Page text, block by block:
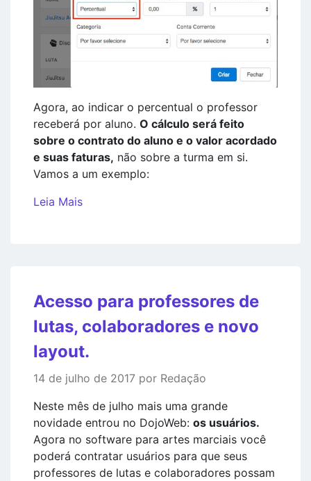
Agora, ao indicar o percentual o professor
receberá por aluno. O cálculo será feito
sobre o contrato do aluno e o valor acordado
e suas faturas, não sobre a turma em si.
Vamos a um exemplo:
Leia Mais
Acesso para professores de
lutas, colaboradores e novo
layout.
14 de julho de 2017 por Redação
Neste mês de julho mais uma grande
novidade entrou no DojoWeb: os usuários.
Agora no software para artes marciais você
poderá contratar usuários para que seus
professores de lutas e colaboradores possam